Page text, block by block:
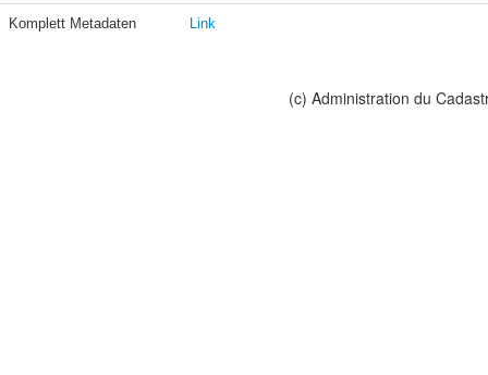
Komplett Metadaten Link
(c) Administration du